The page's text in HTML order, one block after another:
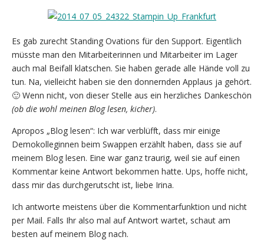
Es gab zurecht Standing Ovations für den Support. Eigentlich
müsste man den Mitarbeiterinnen und Mitarbeiter im Lager
auch mal Beifall klatschen. Sie haben gerade alle Hände voll zu
tun. Na, vielleicht haben sie den donnernden Applaus ja gehört.
🙂 Wenn nicht, von dieser Stelle aus ein herzliches Dankeschön
(ob die wohl meinen Blog lesen, kicher).
Apropos „Blog lesen“: Ich war verblüfft, dass mir einige
Demokolleginnen beim Swappen erzählt haben, dass sie auf
meinem Blog lesen. Eine war ganz traurig, weil sie auf einen
Kommentar keine Antwort bekommen hatte. Ups, hoffe nicht,
dass mir das durchgerutscht ist, liebe Irina.
Ich antworte meistens über die Kommentarfunktion und nicht
per Mail. Falls Ihr also mal auf Antwort wartet, schaut am
besten auf meinem Blog nach.